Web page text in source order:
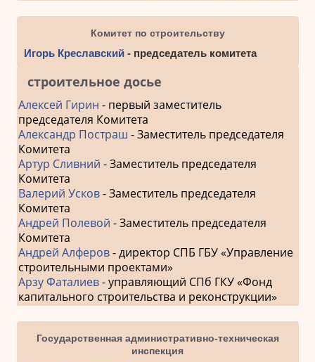
Комитет по строительству
Игорь Креславский - председатель комитета
строительное досье
Алексей Гирин - первый заместитель
председателя Комитета
Александр Постраш - Заместитель председателя
Комитета
Артур Сливний - Заместитель председателя
Комитета
Валерий Усков- Заместитель председателя
Комитета
Андрей Полевой - Заместитель председателя
Комитета
Андрей Алферов- директор СПБ ГБУ «Управление
строительными проектами»
Арзу Фаталиев- управляющий СПб ГКУ «Фонд
капитального строительства и реконструкции»
Государственная административно-техническая
инспекция